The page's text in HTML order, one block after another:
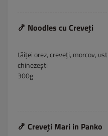
🍤 Noodles cu Creveți
tăiței orez, creveți, morcov,
chinezești
300g
🍤 Creveți Mari in Panko